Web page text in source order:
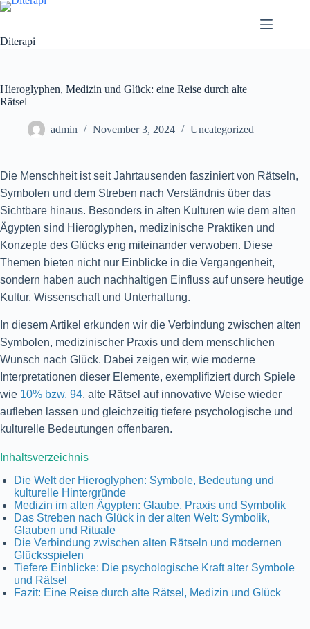
Diterapi
Hieroglyphen, Medizin und Glück: eine Reise durch alte
Rätsel
admin November 3, 2024 Uncategorized
Die Menschheit ist seit Jahrtausenden fasziniert von Rätseln,
Symbolen und dem Streben nach Verständnis über das
Sichtbare hinaus. Besonders in alten Kulturen wie dem alten
Ägypten sind Hieroglyphen, medizinische Praktiken und
Konzepte des Glücks eng miteinander verwoben. Diese
Themen bieten nicht nur Einblicke in die Vergangenheit,
sondern haben auch nachhaltigen Einfluss auf unsere heutige
Kultur, Wissenschaft und Unterhaltung.
In diesem Artikel erkunden wir die Verbindung zwischen alten
Symbolen, medizinischer Praxis und dem menschlichen
Wunsch nach Glück. Dabei zeigen wir, wie moderne
Interpretationen dieser Elemente, exemplifiziert durch Spiele
wie 10% bzw. 94, alte Rätsel auf innovative Weise wieder
aufleben lassen und gleichzeitig tiefere psychologische und
kulturelle Bedeutungen offenbaren.
Inhaltsverzeichnis
Die Welt der Hieroglyphen: Symbole, Bedeutung und
kulturelle Hintergründe
Medizin im alten Ägypten: Glaube, Praxis und Symbolik
Das Streben nach Glück in der alten Welt: Symbolik,
Glauben und Rituale
Die Verbindung zwischen alten Rätseln und modernen
Glücksspielen
Tiefere Einblicke: Die psychologische Kraft alter Symbole
und Rätsel
Fazit: Eine Reise durch alte Rätsel, Medizin und Glück